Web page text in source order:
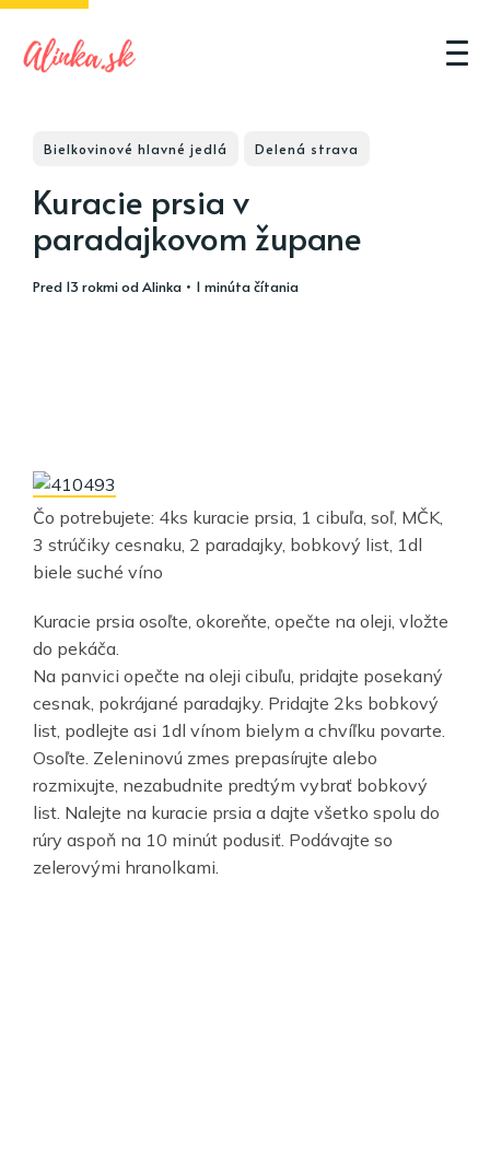
Bielkovinové hlavné jedlá Delená strava
Kuracie prsia v
paradajkovom župane
pred 13 rokmiodAlinka • 1 minúta čítania
Čo potrebujete: 4ks kuracie prsia, 1 cibuľa, soľ, MČK,
3 strúčiky cesnaku, 2 paradajky, bobkový list, 1dl
biele suché víno
Kuracie prsia osoľte, okoreňte, opečte na oleji, vložte
do pekáča.
Na panvici opečte na oleji cibuľu, pridajte posekaný
cesnak, pokrájané paradajky. Pridajte 2ks bobkový
list, podlejte asi 1dl vínom bielym a chvíľku povarte.
Osoľte. Zeleninovú zmes prepasírujte alebo
rozmixujte, nezabudnite predtým vybrať bobkový
list. Nalejte na kuracie prsia a dajte všetko spolu do
rúry aspoň na 10 minút podusiť. Podávajte so
zelerovými hranolkami.